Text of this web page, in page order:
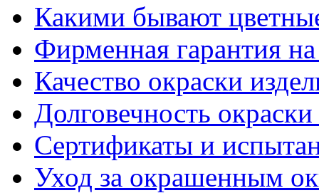
Какими бывают
Фирменная гарантия
Качество окраски
Долговечность
Сертификаты и
Уход за окрашенным